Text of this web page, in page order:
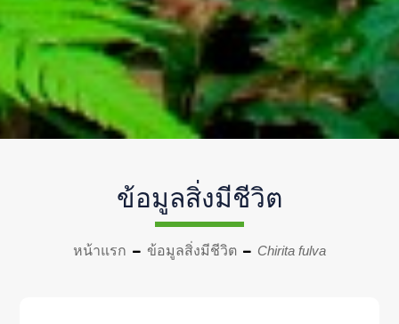
ข้อมูลสิ่งมีชีวิต
หน้าแรก ข้อมูลสิ่งมีชีวิต Chirita fulva